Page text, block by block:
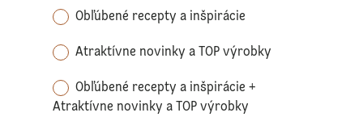
Obľúbené recepty a inšpirácie
Atraktívne novinky a TOP výrobky
Obľúbené recepty a inšpirácie +
Atraktívne novinky a TOP výrobky